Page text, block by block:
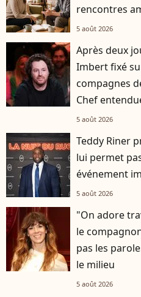
rencontres
5 août 2026
Après deux
Imbert fixé
compagnes
Chef
5 août 2026
Teddy Riner
lui permet
événement
5 août 2026
"On adore
le
pas les
le milieu
5 août 2026